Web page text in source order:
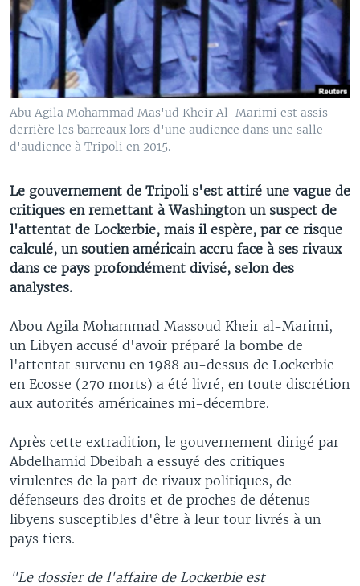
Abu Agila Mohammad Mas'ud Kheir Al-Marimi est assis
derrière les barreaux lors d'une audience dans une salle
d'audience à Tripoli en 2015.
Le gouvernement de Tripoli s'est attiré une vague de
critiques en remettant à Washington un suspect de
l'attentat de Lockerbie, mais il espère, par ce risque
calculé, un soutien américain accru face à ses rivaux
dans ce pays profondément divisé, selon des
analystes.
Abou Agila Mohammad Massoud Kheir al-Marimi,
un Libyen accusé d'avoir préparé la bombe de
l'attentat survenu en 1988 au-dessus de Lockerbie
en Ecosse (270 morts) a été livré, en toute discrétion
aux autorités américaines mi-décembre.
Après cette extradition, le gouvernement dirigé par
Abdelhamid Dbeibah a essuyé des critiques
virulentes de la part de rivaux politiques, de
défenseurs des droits et de proches de détenus
libyens susceptibles d'être à leur tour livrés à un
pays tiers.
"Le dossier de l'affaire de Lockerbie est